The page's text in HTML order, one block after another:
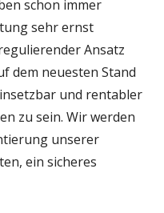
schon immer
sehr ernst
Ansatz
dem neuesten Stand
und rentabler
zu sein. Wir werden
unserer
ein sicheres